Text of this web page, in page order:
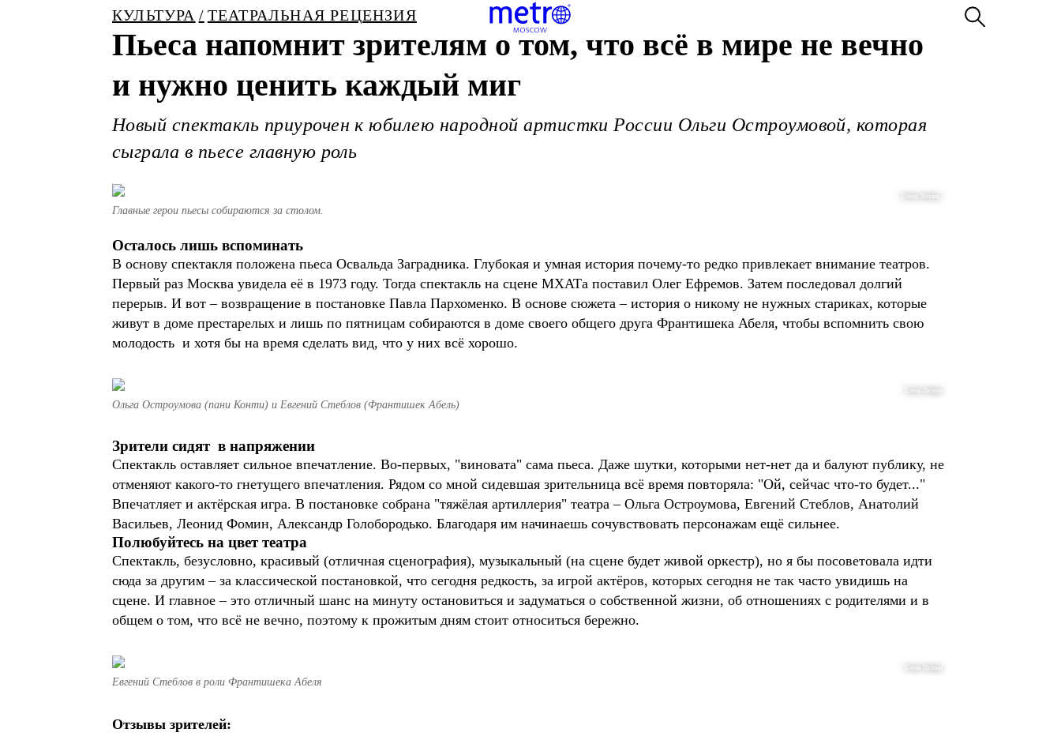
КУЛЬТУРА ТЕАТРАЛЬНАЯ РЕЦЕНЗИЯ
Пьеса напомнит зрителям о том, что всё в мире не вечно
и нужно ценить каждый миг
Новый спектакль приурочен к юбилею народной артистки России Ольги Остроумовой, которая
сыграла в пьесе главную роль
Елена Лапина /
Главные герои пьесы собираются за столом.
Осталось лишь вспоминать
В основу спектакля положена пьеса Освальда Заградника. Глубокая и умная история почему-то редко привлекает внимание театров.
Первый раз Москва увидела её в 1973 году. Тогда спектакль на сцене МХАТа поставил Олег Ефремов. Затем последовал долгий
перерыв. И вот – возвращение в постановке Павла Пархоменко. В основе сюжета – история о никому не нужных стариках, которые
живут в доме престарелых и лишь по пятницам собираются в доме своего общего друга Франтишека Абеля, чтобы вспомнить свою
молодость и хотя бы на время сделать вид, что у них всё хорошо.
Елена Лапина
Ольга Остроумова (пани Конти) и Евгений Стеблов (Франтишек Абель)
Зрители сидят в напряжении
Спектакль оставляет сильное впечатление. Во-первых, "виновата" сама пьеса. Даже шутки, которыми нет-нет да и балуют публику, не
отменяют какого-то гнетущего впечатления. Рядом со мной сидевшая зрительница всё время повторяла: "Ой, сейчас что-то будет..."
Впечатляет и актёрская игра. В постановке собрана "тяжёлая артиллерия" театра – Ольга Остроумова, Евгений Стеблов, Анатолий
Васильев, Леонид Фомин, Александр Голобородько. Благодаря им начинаешь сочувствовать персонажам ещё сильнее.
Полюбуйтесь на цвет театра
Спектакль, безусловно, красивый (отличная сценография), музыкальный (на сцене будет живой оркестр), но я бы посоветовала идти
сюда за другим – за классической постановкой, что сегодня редкость, за игрой актёров, которых сегодня не так часто увидишь на
сцене. И главное – это отличный шанс на минуту остановиться и задуматься о собственной жизни, об отношениях с родителями и в
общем о том, что всё не вечно, поэтому к прожитым дням стоит относиться бережно.
Елена Лапина
Евгений Стеблов в роли Франтишека Абеля
Отзывы зрителей: